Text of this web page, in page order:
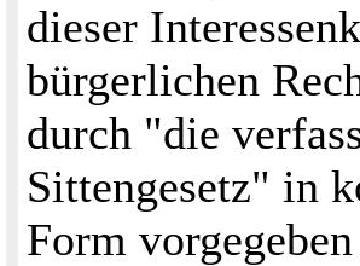
dieser
bürgerlichen
durch "die
Sittengesetz" in
Form